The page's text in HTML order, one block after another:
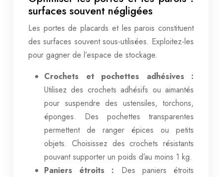
surfaces souvent négligées
Les portes de placards et les parois constituent
des surfaces souvent sous-utilisées. Exploitez-les
pour gagner de l’espace de stockage.
Crochets et pochettes adhésives :
Utilisez des crochets adhésifs ou aimantés
pour suspendre des ustensiles, torchons,
éponges. Des pochettes transparentes
permettent de ranger épices ou petits
objets. Choisissez des crochets résistants
pouvant supporter un poids d’au moins 1 kg.
Paniers étroits : Des paniers étroits